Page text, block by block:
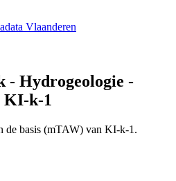
Vlaanderen
- Hydrogeologie -
KI-k-1
de basis (mTAW) van KI-k-1.